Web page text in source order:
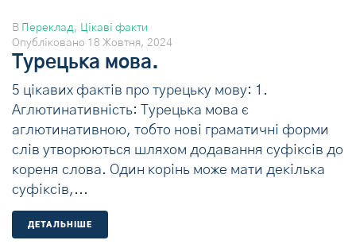
В Переклад, Цікаві факти
Опубліковано 18 Жовтня, 2024
Турецька мова.
5 цікавих фактів про турецьку мову: 1.
Аглютинативність: Турецька мова є
аглютинативною, тобто нові граматичні форми
слів утворюються шляхом додавання суфіксів до
кореня слова. Один корінь може мати декілька
суфіксів,...
ДЕТАЛЬНIШЕ